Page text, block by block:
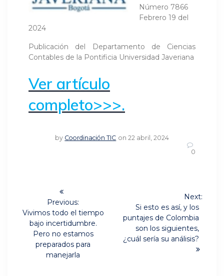
Número 7866
Febrero 19 del
2024
Publicación del Departamento de Ciencias
Contables de la Pontificia Universidad Javeriana
Ver artículo
completo>>>.
by Coordinación TIC on 22 abril, 2024
0
Navegación
de
entradas
Previous:
Previous
post:
Vivimos todo el tiempo
bajo incertidumbre.
Pero no estamos
preparados para
manejarla
Next:
Next
post:
Si esto es así, y los
puntajes de Colombia
son los siguientes,
¿cuál sería su análisis?